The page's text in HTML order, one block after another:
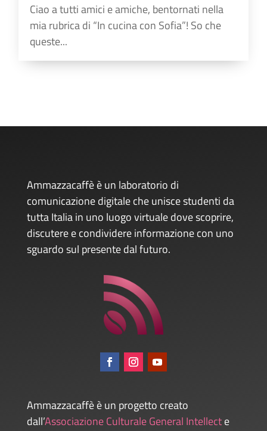
Ciao a tutti amici e amiche, bentornati nella
mia rubrica di “In cucina con Sofia”! So che
queste...
Ammazzacaffè è un laboratorio di
comunicazione digitale che unisce studenti da
tutta Italia in uno luogo virtuale dove scoprire,
discutere e condividere informazione con uno
sguardo sul presente dal futuro.
Ammazzacaffè è un progetto creato
dall’Associazione Culturale General Intellecte